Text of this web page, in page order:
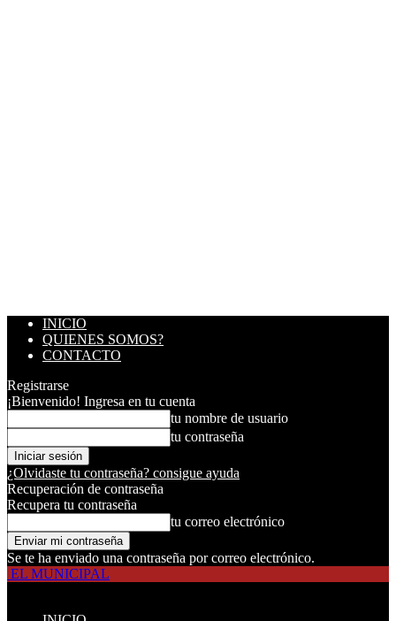
INICIO
QUIENES SOMOS?
CONTACTO
Registrarse
¡Bienvenido! Ingresa en tu cuenta
tu nombre de usuario
tu contraseña
¿Olvidaste tu contraseña? consigue ayuda
Recuperación de contraseña
Recupera tu contraseña
tu correo electrónico
Se te ha enviado una contraseña por correo electrónico.
EL MUNICIPAL